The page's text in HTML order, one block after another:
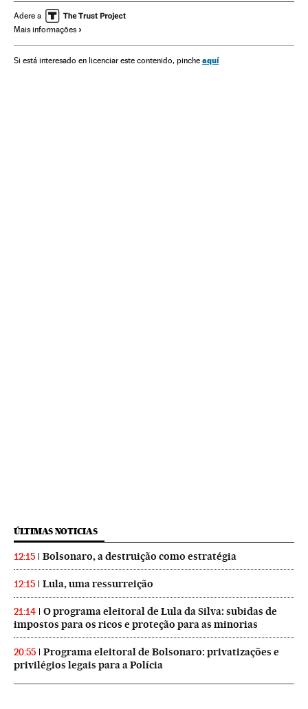
Gabriel Medina COI COB
Adere a
Mais informações
Si está interesado en licenciar este contenido, pinche aquí
ÚLTIMAS NOTICIAS
12:15 Bolsonaro, a destruição como estratégia
12:15 Lula, uma ressurreição
21:14
O programa eleitoral de Lula da Silva: subidas de
impostos para os ricos e proteção para as minorias
20:55
Programa eleitoral de Bolsonaro: privatizações e
privilégios legais para a Polícia